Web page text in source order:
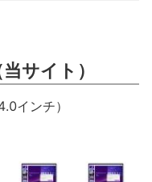
サイト）
インチ）